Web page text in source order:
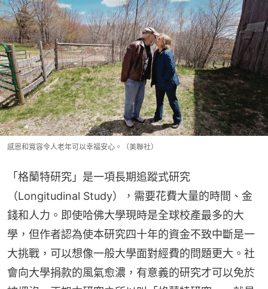
感恩和寬容令人老年可以幸福安心。（美聯社）
「格蘭特研究」是一項長期追蹤式研究
（Longitudinal Study），需要花費大量的時間、金
錢和人力。即使哈佛大學現時是全球校產最多的大
學，但作者認為使本研究四十年的資金不致中斷是一
大挑戰，可以想像一般大學面對經費的問題更大。社
會向大學捐款的風氣愈濃，有意義的研究才可以免於